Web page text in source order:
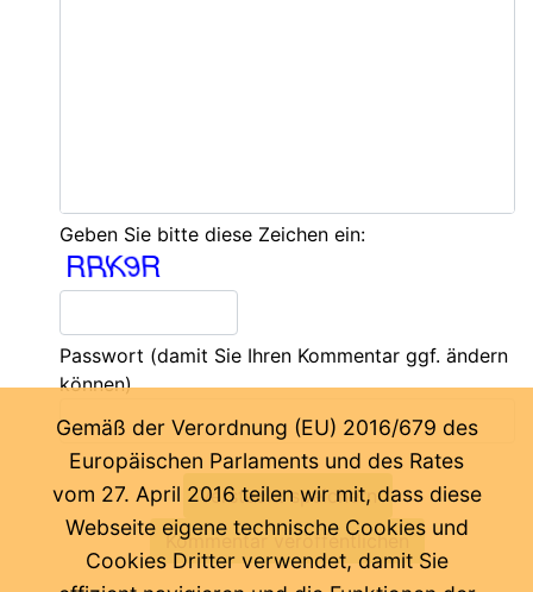
Geben Sie bitte diese Zeichen ein:
Passwort (damit Sie Ihren Kommentar ggf. ändern
können)
Gemäß der Verordnung (EU) 2016/679 des
Europäischen Parlaments und des Rates
vom 27. April 2016 teilen wir mit, dass diese
Webseite eigene technische Cookies und
Cookies Dritter verwendet, damit Sie